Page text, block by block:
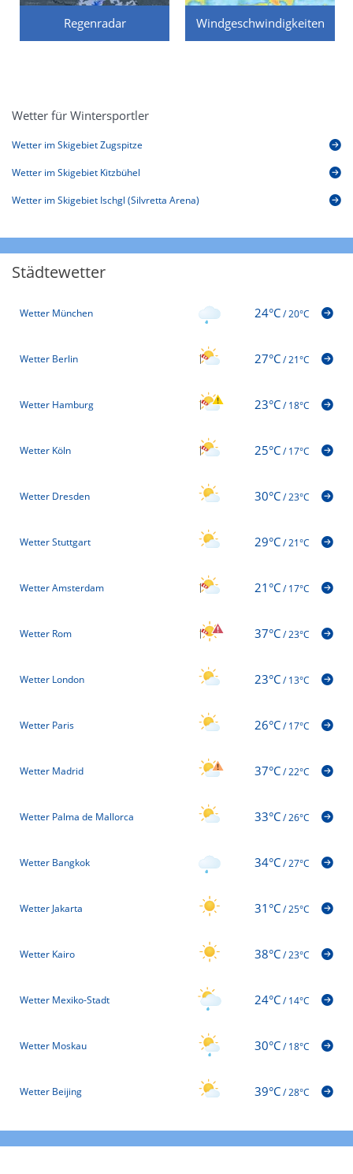
Regenradar Windgeschwindigkeiten
Wetter für Wintersportler
Wetter im Skigebiet Zugspitze
Wetter im Skigebiet Kitzbühel
Wetter im Skigebiet Ischgl (Silvretta Arena)
Städtewetter
Wetter München 24°C/20°C
Wetter Berlin 27°C/21°C
Wetter Hamburg 23°C/18°C
Wetter Köln 25°C/17°C
Wetter Dresden 30°C/23°C
Wetter Stuttgart 29°C/21°C
Wetter Amsterdam 21°C/17°C
Wetter Rom 37°C/23°C
Wetter London 23°C/13°C
Wetter Paris 26°C/17°C
Wetter Madrid 37°C/22°C
Wetter Palma de Mallorca 33°C/26°C
Wetter Bangkok 34°C/27°C
Wetter Jakarta 31°C/25°C
Wetter Kairo 38°C/23°C
Wetter Mexiko-Stadt 24°C/14°C
Wetter Moskau 30°C/18°C
Wetter Beijing 39°C/28°C